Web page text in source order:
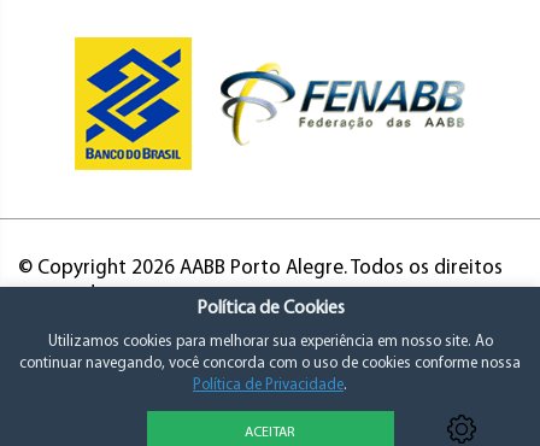
© Copyright 2026 AABB Porto Alegre. Todos os direitos
Política de Cookies
Utilizamos cookies para melhorar sua experiência em nosso site. Ao
continuar navegando, você concorda com o uso de cookies conforme nossa
Política de Privacidade.
ACEITAR